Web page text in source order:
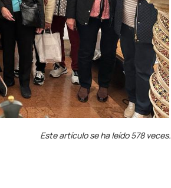
Este artículo se ha leído 578 veces.